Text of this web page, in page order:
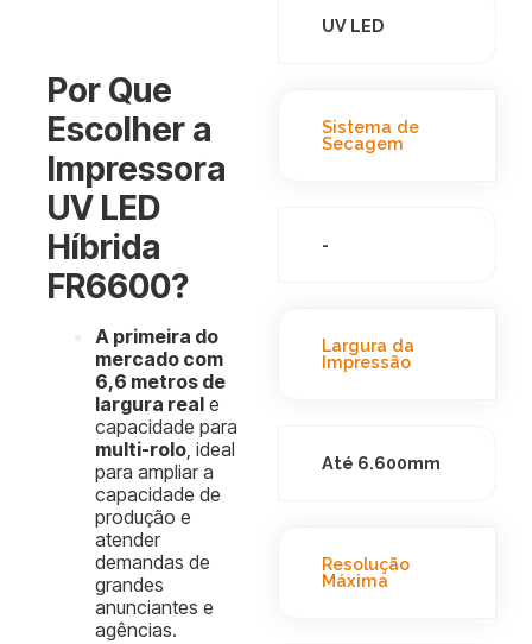
Por Que
Escolher a
Impressora
UV LED
Híbrida
FR6600?
A primeira do
mercado com
6,6 metros de
largura real e
capacidade para
multi-rolo, ideal
para ampliar a
capacidade de
produção e
atender
demandas de
grandes
anunciantes e
agências.
UV LED
Sistema de
Secagem
-
Largura da
Impressão
Até 6.600mm
Resolução
Máxima